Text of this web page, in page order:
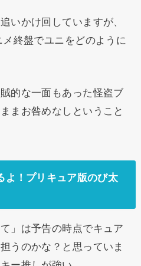
いかけ回していますが、
終盤でユニをどのように
的な一面もあった怪盗ブ
まお咎めなしということ
よ！プリキュア版のび太
」は予告の時点でキュア
うのかな？と思っていま